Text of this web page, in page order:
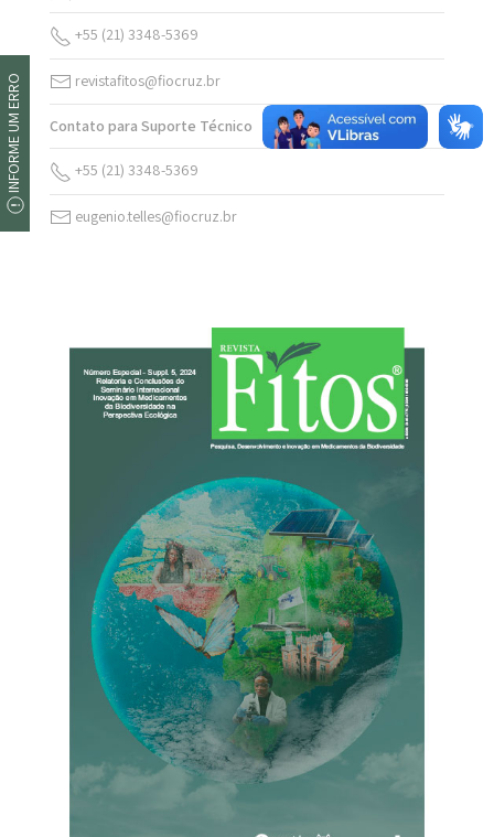
+55 (21) 3348-5369
revistafitos@fiocruz.br
Contato para Suporte Técnico
+55 (21) 3348-5369
eugenio.telles@fiocruz.br
INFORME UM ERRO